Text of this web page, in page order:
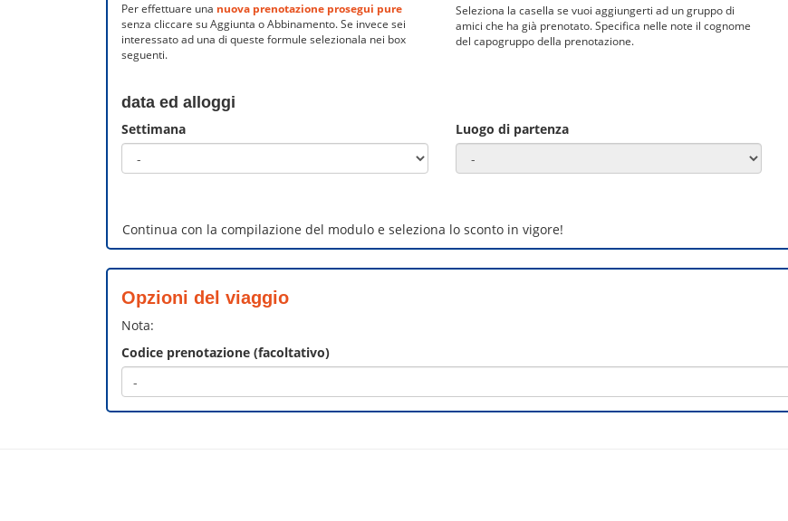
Per effettuare una nuova prenotazione prosegui pure
senza cliccare su Aggiunta o Abbinamento. Se invece sei
interessato ad una di queste formule selezionala nei box
seguenti.
Seleziona la casella se vuoi aggiungerti ad un gruppo di
amici che ha già prenotato. Specifica nelle note il cognome
del capogruppo della prenotazione.
data ed alloggi
Settimana Luogo di partenza
Continua con la compilazione del modulo e seleziona lo sconto in vigore!
Opzioni del viaggio
Nota:
Codice prenotazione (facoltativo)